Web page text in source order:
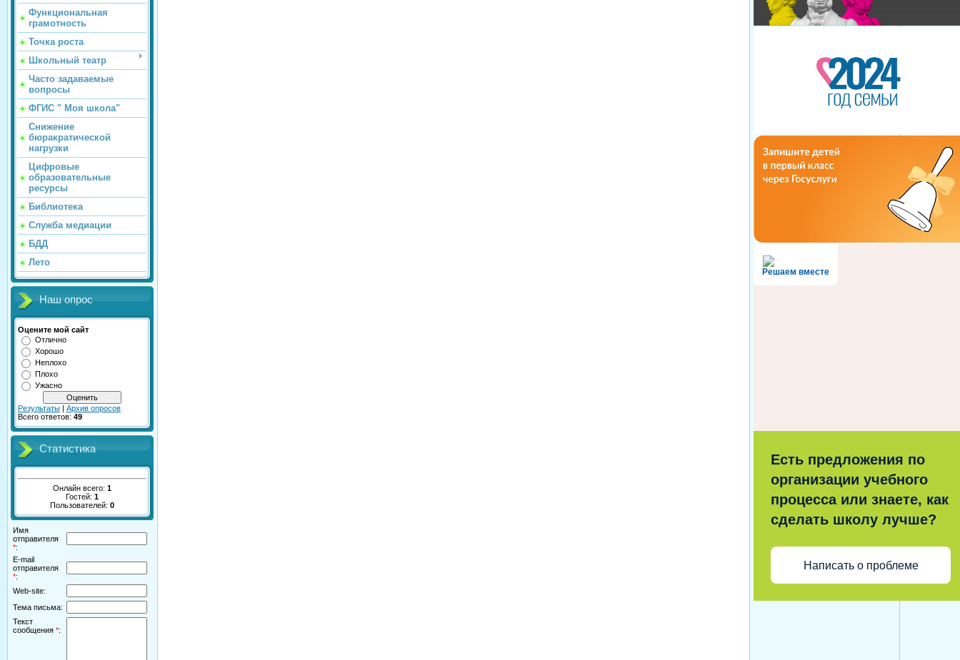
Функциональная
грамотность
Точка роста
Школьный театр
Часто задаваемые
вопросы
ФГИС " Моя школа"
Снижение
бюракратической
нагрузки
Цифровые
образовательные
ресурсы
Библиотека
Служба медиации
БДД
Лето
Наш опрос
Оцените мой сайт
Отлично
Хорошо
Неплохо
Плохо
Ужасно
Результаты | Архив опросов
Всего ответов: 49
Статистика
Онлайн всего: 1
Гостей: 1
Пользователей: 0
Имя
отправителя
*:
E-mail
отправителя
*:
Web-site:
Тема письма:
Текст
сообщения *:
Решаем вместе
Есть предложения по
организации учебного
процесса или знаете, как
сделать школу лучше?
Написать о проблеме